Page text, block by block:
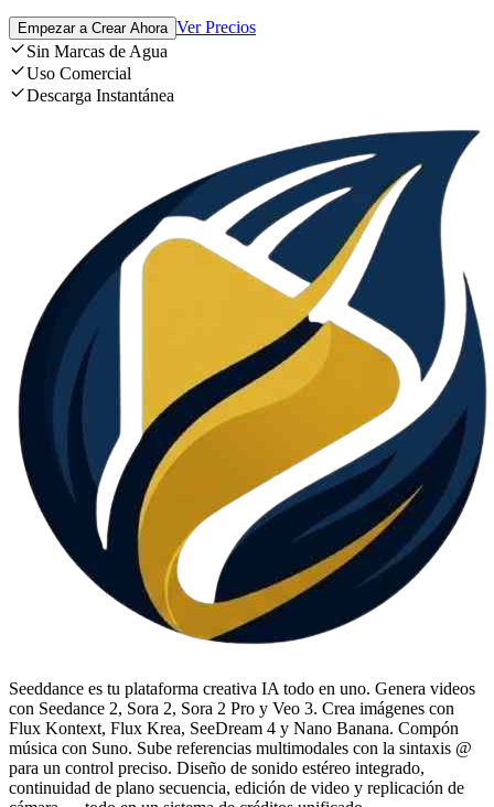
Empezar a Crear Ahora Ver Precios
Sin Marcas de Agua
Uso Comercial
Descarga Instantánea
Seeddance es tu plataforma creativa IA todo en uno. Genera videos
con Seedance 2, Sora 2, Sora 2 Pro y Veo 3. Crea imágenes con
Flux Kontext, Flux Krea, SeeDream 4 y Nano Banana. Compón
música con Suno. Sube referencias multimodales con la sintaxis @
para un control preciso. Diseño de sonido estéreo integrado,
continuidad de plano secuencia, edición de video y replicación de